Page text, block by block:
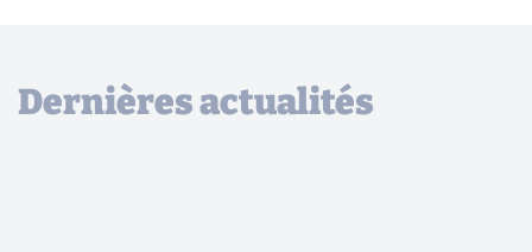
Dernières actualités